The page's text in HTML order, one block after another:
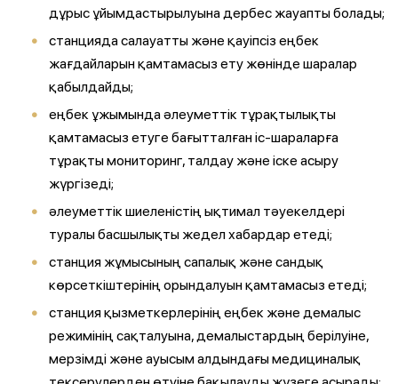
дұрыс ұйымдастырылуына дербес жауапты болады;
станцияда салауатты және қауіпсіз еңбек
жағдайларын қамтамасыз ету жөнінде шаралар
қабылдайды;
еңбек ұжымында әлеуметтік тұрақтылықты
қамтамасыз етуге бағытталған іс-шараларға
тұрақты мониторинг, талдау және іске асыру
жүргізеді;
әлеуметтік шиеленістің ықтимал тәуекелдері
туралы басшылықты жедел хабардар етеді;
станция жұмысының сапалық және сандық
көрсеткіштерінің орындалуын қамтамасыз етеді;
станция қызметкерлерінің еңбек және демалыс
режимінің сақталуына, демалыстардың берілуіне,
мерзімді және ауысым алдындағы медициналық